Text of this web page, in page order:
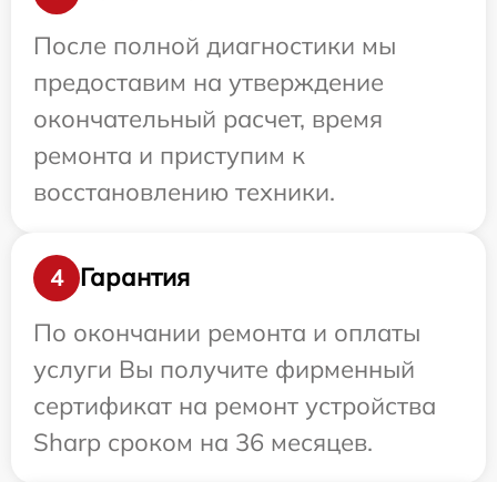
После полной диагностики мы
предоставим на утверждение
окончательный расчет, время
ремонта и приступим к
восстановлению техники.
4
Гарантия
По окончании ремонта и оплаты
услуги Вы получите фирменный
сертификат на ремонт устройства
Sharp сроком на 36 месяцев.